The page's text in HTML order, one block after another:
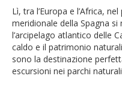
Lì, tra l’Europa e l’Africa,
meridionale della Spagna
l’arcipelago atlantico delle
caldo e il patrimonio
sono la destinazione
escursioni nei parchi